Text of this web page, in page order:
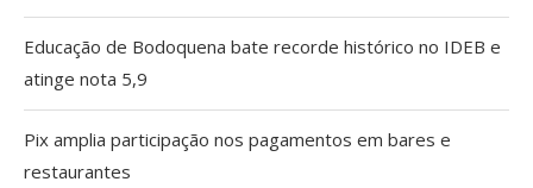
Educação de Bodoquena bate recorde histórico no IDEB e
atinge nota 5,9
Pix amplia participação nos pagamentos em bares e
restaurantes